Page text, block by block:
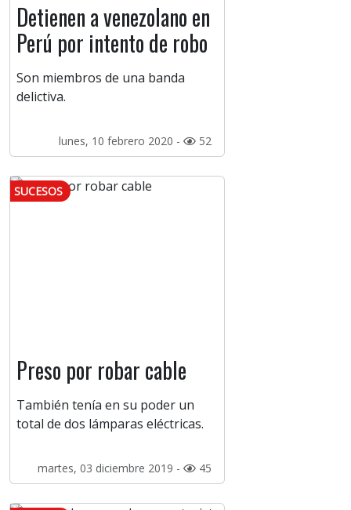
Detienen a venezolano en
Perú por intento de robo
Son miembros de una banda
delictiva.
lunes, 10 febrero 2020 - 52
SUCESOS
Preso por robar cable
También tenía en su poder un
total de dos lámparas eléctricas.
martes, 03 diciembre 2019 - 45